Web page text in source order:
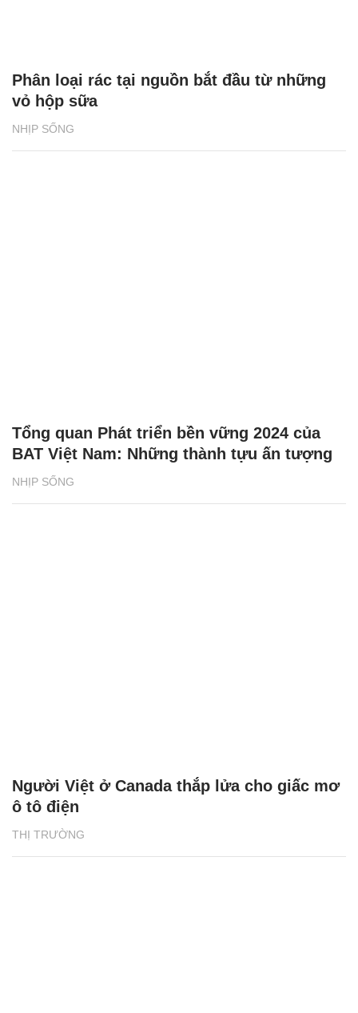
NHỊP SỐNG
Phân loại rác tại nguồn bắt đầu từ những
vỏ hộp sữa
NHỊP SỐNG
Tổng quan Phát triển bền vững 2024 của
BAT Việt Nam: Những thành tựu ấn tượng
THỊ TRƯỜNG
Người Việt ở Canada thắp lửa cho giấc mơ
ô tô điện